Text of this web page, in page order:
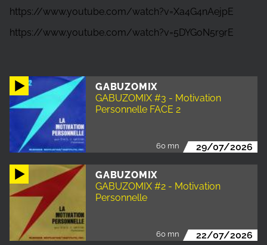
GABUZOMIX
GABUZOMIX #3 - Motivation
Personnelle FACE 2
60 mn 29/07/2026
GABUZOMIX
GABUZOMIX #2 - Motivation
Personnelle
60 mn 22/07/2026
https://www.youtube.com/watch?v=Xa4G4nAejpE
https://www.youtube.com/watch?v=5DYGoN5r9rE